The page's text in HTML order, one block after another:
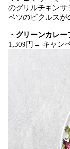
のグリルチキンサ
ベツのピクルスが
・ グリーンカレー
1,309円→ キャン